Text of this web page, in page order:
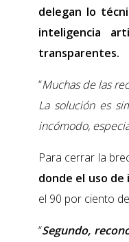
delegan lo
inteligencia
transparentes.
“Muchas de las
La solución es
incómodo,
Para cerrar la
donde el uso
el 90 por ciento
“Segundo,